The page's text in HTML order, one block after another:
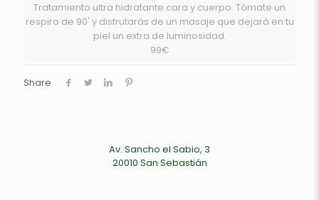
Tratamiento ultra hidratante cara y cuerpo. Tómate un
respiro de 90' y disfrutarás de un masaje que dejará en tu
piel un extra de luminosidad.
99€
Share
Av. Sancho el Sabio, 3
20010 San Sebastián